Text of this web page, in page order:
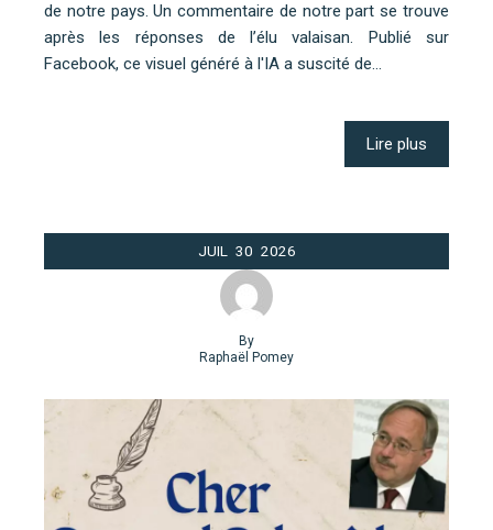
de notre pays. Un commentaire de notre part se trouve
après les réponses de l’élu valaisan. Publié sur
Facebook, ce visuel généré à l'IA a suscité de…
Lire plus
JUIL 30 2026
By
Raphaël Pomey